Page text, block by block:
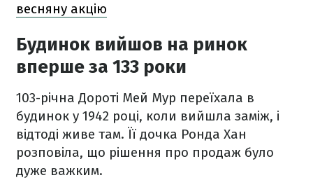
весняну акцію
Будинок вийшов на ринок
вперше за 133 роки
103-річна Дороті Мей Мур переїхала в
будинок у 1942 році, коли вийшла заміж, і
відтоді живе там. Її дочка Ронда Хан
розповіла, що рішення про продаж було
дуже важким.